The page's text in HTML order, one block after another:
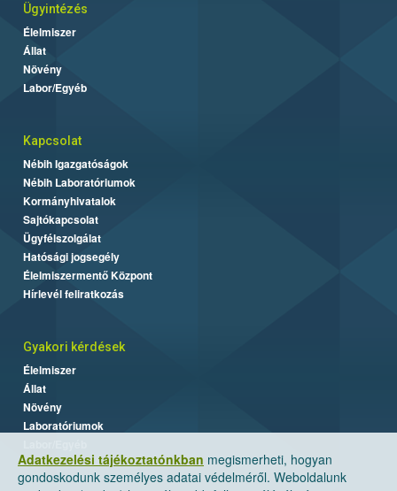
Adatkezelési tájékoztatónkban megismerheti, hogyan
gondoskodunk személyes adatai védelméről. Weboldalunk
Ügyintézés
Élelmiszer
Állat
Növény
Labor/Egyéb
Kapcsolat
Nébih Igazgatóságok
Nébih Laboratóriumok
Kormányhivatalok
Sajtókapcsolat
Ügyfélszolgálat
Hatósági jogsegély
Élelmiszermentő Központ
Hírlevél feliratkozás
Gyakori kérdések
Élelmiszer
Állat
Növény
Laboratóriumok